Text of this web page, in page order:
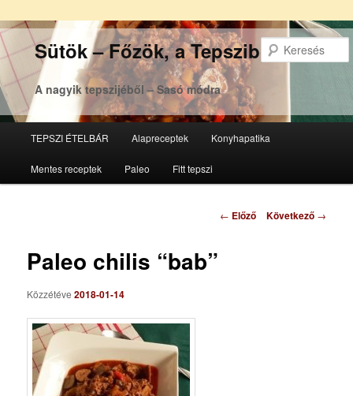
Sütök – Főzök, a Tepsziből
A nagyik tepszijéből – Sasó módra
Tovább
az
Tovább
a
TEPSZI ÉTELBÁR Alapreceptek Konyhapatika
Mentes receptek Paleo Fitt tepszi
Bejegyzés
← Előző Következő →
Paleo chilis “bab”
Közzétéve2018-01-14